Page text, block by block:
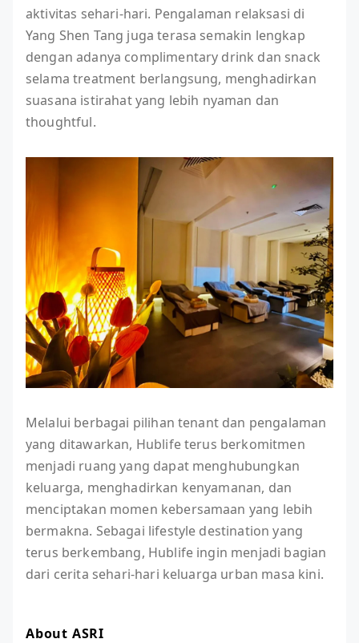
aktivitas sehari-hari. Pengalaman relaksasi di
Yang Shen Tang juga terasa semakin lengkap
dengan adanya complimentary drink dan snack
selama treatment berlangsung, menghadirkan
suasana istirahat yang lebih nyaman dan
thoughtful.
Melalui berbagai pilihan tenant dan pengalaman
yang ditawarkan, Hublife terus berkomitmen
menjadi ruang yang dapat menghubungkan
keluarga, menghadirkan kenyamanan, dan
menciptakan momen kebersamaan yang lebih
bermakna. Sebagai lifestyle destination yang
terus berkembang, Hublife ingin menjadi bagian
dari cerita sehari-hari keluarga urban masa kini.
About ASRI